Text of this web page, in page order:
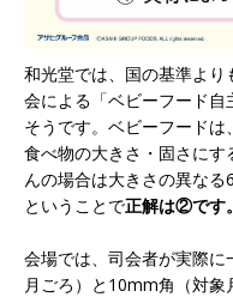
和光堂では、国の基準よ
会による「ベビーフード
そうです。ベビーフード
食べ物の大きさ・固さに
んの場合は大きさの異なる
ということで正解は②です。
会場では、司会者が実際
月ごろ）と10mm角（対